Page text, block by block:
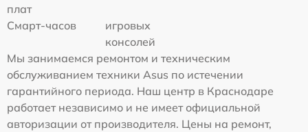
плат
Смарт-часов
игровых
консолей
Мы занимаемся ремонтом и техническим
обслуживанием техники Asus по истечении
гарантийного периода. Наш центр в Краснодаре
работает независимо и не имеет официальной
авторизации от производителя. Цены на ремонт,